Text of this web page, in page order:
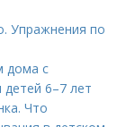
Упражнения по
дома с
6–7 лет
Что